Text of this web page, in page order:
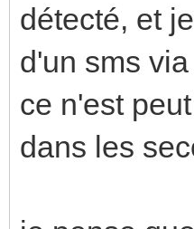
détecté, et
d'un sms
ce n'est
dans les